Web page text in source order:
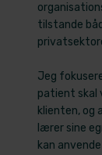
tilstande
Jeg
patient skal
klienten, og
lærer sine
kan